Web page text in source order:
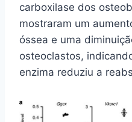
carboxilase dos
mostraram um
óssea e uma
osteoclastos,
enzima reduziu a